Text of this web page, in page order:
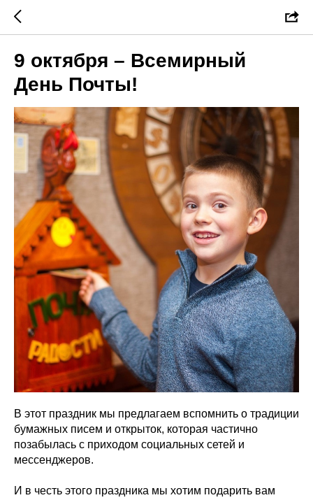
9 октября – Всемирный
День Почты!
В этот праздник мы предлагаем вспомнить о традиции
бумажных писем и открыток, которая частично
позабылась с приходом социальных сетей и
мессенджеров.
И в честь этого праздника мы хотим подарить вам